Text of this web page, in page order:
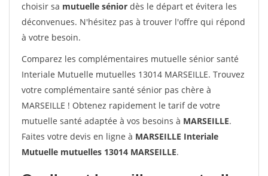
choisir sa mutuelle sénior dès le départ et évitera les
déconvenues. N'hésitez pas à trouver l'offre qui répond
à votre besoin.
Comparez les complémentaires mutuelle sénior santé
Interiale Mutuelle mutuelles 13014 MARSEILLE. Trouvez
votre complémentaire santé sénior pas chère à
MARSEILLE ! Obtenez rapidement le tarif de votre
mutuelle santé adaptée à vos besoins à MARSEILLE.
Faites votre devis en ligne à MARSEILLE Interiale
Mutuelle mutuelles 13014 MARSEILLE.